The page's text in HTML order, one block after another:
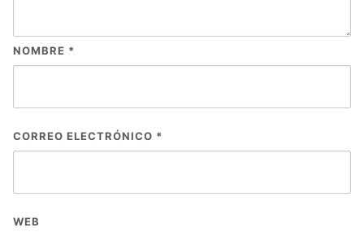
NOMBRE *
CORREO ELECTRÓNICO *
WEB